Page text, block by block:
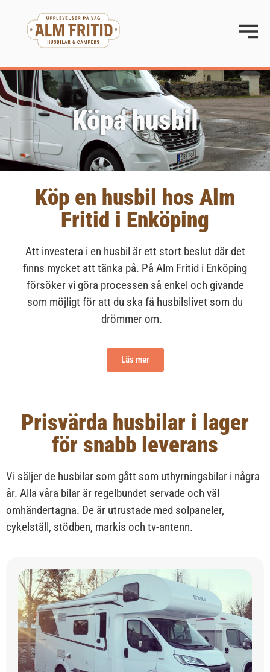
Köpa husbil
Köp en husbil hos Alm
Fritid i Enköping
Att investera i en husbil är ett stort beslut där det
finns mycket att tänka på. På Alm Fritid i Enköping
försöker vi göra processen så enkel och givande
som möjligt för att du ska få husbilslivet som du
drömmer om.
Läs mer
Prisvärda husbilar i lager
för snabb leverans​
Vi säljer de husbilar som gått som uthyrningsbilar i några
år. Alla våra bilar är regelbundet servade och väl
omhändertagna. De är utrustade med solpaneler,
cykelställ, stödben, markis och tv-antenn.